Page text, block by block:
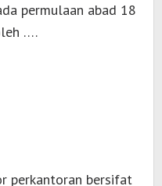
permulaan abad 18
….
perkantoran bersifat